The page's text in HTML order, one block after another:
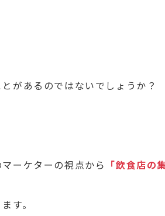
があるのではないでしょうか？
ーケターの視点から 「飲食店の
す。